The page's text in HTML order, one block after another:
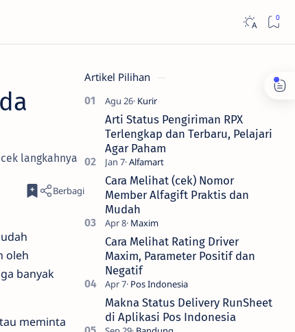
langkahnya
oleh
banyak
meminta
Artikel Pilihan
Arti Status Pengiriman RPX
Terlengkap dan Terbaru, Pelajari
Agar Paham
Cara Melihat (cek) Nomor
Member Alfagift Praktis dan
Mudah
Cara Melihat Rating Driver
Maxim, Parameter Positif dan
Negatif
Makna Status Delivery RunSheet
di Aplikasi Pos Indonesia